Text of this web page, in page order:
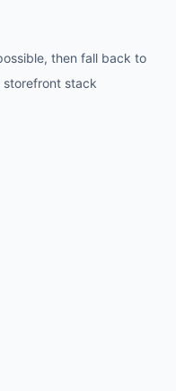
then fall back to
storefront stack